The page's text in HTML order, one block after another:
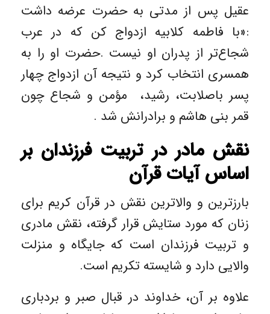
عقیل پس از مدتی به حضرت عرضه داشت
:«با فاطمه کلابیه ازدواج کن که در عرب
شجاع‌تر از پدران او نیست .حضرت او را به
همسری انتخاب کرد و نتیجه آن ازدواج چهار
پسر باصلابت، رشید، مؤمن و شجاع چون
قمر بنی هاشم و برادرانش شد .
نقش مادر در تربیت فرزندان بر
اساس آیات قرآن
بارزترین و والاترین نقش در قرآن کریم برای
زنان که مورد ستایش قرار گرفته، نقش مادری
و تربیت فرزندان است که جایگاه و منزلت
والایی دارد و شایسته تکریم است.
علاوه بر آن، خداوند در قبال صبر و بردباری